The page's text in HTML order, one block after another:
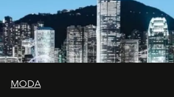
MODA